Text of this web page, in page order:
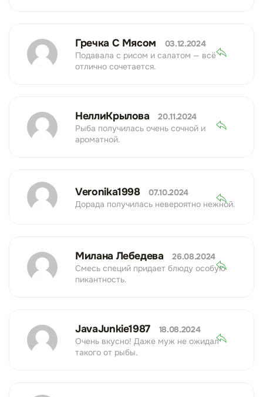
Гречка С Мясом
03.12.2024
Подавала с рисом и салатом — всё
отлично сочетается.
НеллиКрылова
20.11.2024
Рыба получилась очень сочной и
ароматной.
Veronika1998
07.10.2024
Дорада получилась невероятно нежной.
Милана Лебедева
26.08.2024
Смесь специй придает блюду особую
пикантность.
JavaJunkie1987
18.08.2024
Очень вкусно! Даже муж не ожидал
такого от рыбы.